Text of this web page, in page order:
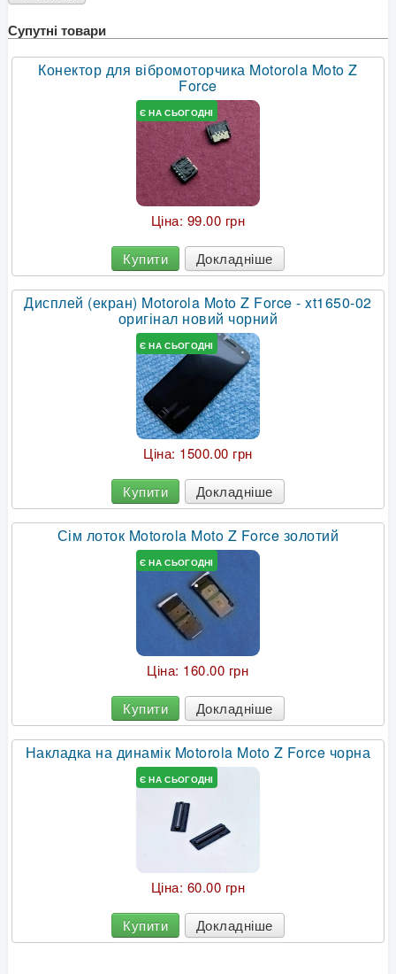
Супутні товари
Конектор для вібромоторчика Motorola Moto Z
Force
Є НА СЬОГОДНІ
Ціна: 99.00 грн
Купити Докладніше
Дисплей (екран) Motorola Moto Z Force - xt1650-02
оригінал новий чорний
Є НА СЬОГОДНІ
Ціна: 1500.00 грн
Купити Докладніше
Сім лоток Motorola Moto Z Force золотий
Є НА СЬОГОДНІ
Ціна: 160.00 грн
Купити Докладніше
Накладка на динамік Motorola Moto Z Force чорна
Є НА СЬОГОДНІ
Ціна: 60.00 грн
Купити Докладніше